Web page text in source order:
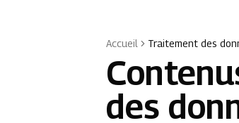
Accueil
Traitement des
des